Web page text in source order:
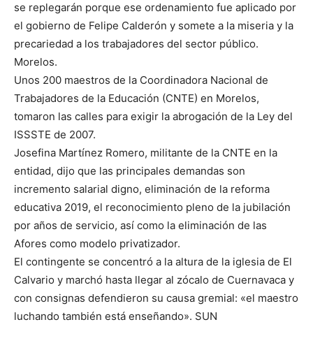
se replegarán porque ese ordenamiento fue aplicado por
el gobierno de Felipe Calderón y somete a la miseria y la
precariedad a los trabajadores del sector público.
Morelos.
Unos 200 maestros de la Coordinadora Nacional de
Trabajadores de la Educación (CNTE) en Morelos,
tomaron las calles para exigir la abrogación de la Ley del
ISSSTE de 2007.
Josefina Martínez Romero, militante de la CNTE en la
entidad, dijo que las principales demandas son
incremento salarial digno, eliminación de la reforma
educativa 2019, el reconocimiento pleno de la jubilación
por años de servicio, así como la eliminación de las
Afores como modelo privatizador.
El contingente se concentró a la altura de la iglesia de El
Calvario y marchó hasta llegar al zócalo de Cuernavaca y
con consignas defendieron su causa gremial: «el maestro
luchando también está enseñando». SUN